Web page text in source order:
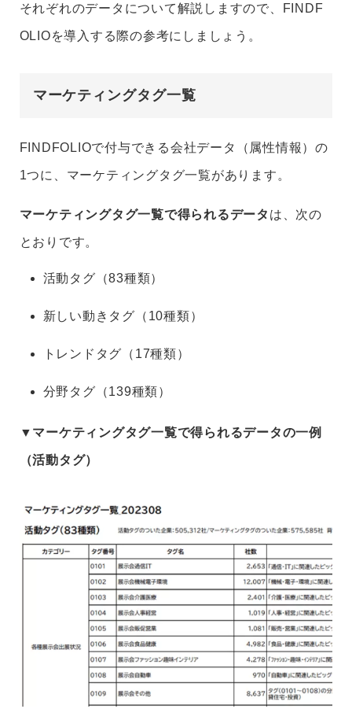
それぞれのデータについて解説しますので、FINDF
OLIOを導入する際の参考にしましょう。
マーケティングタグ一覧
FINDFOLIOで付与できる会社データ（属性情報）の
1つに、マーケティングタグ一覧があります。
マーケティングタグ一覧で得られるデータ は、次の
とおりです。
活動タグ（83種類）
新しい動きタグ（10種類）
トレンドタグ（17種類）
分野タグ（139種類）
▼マーケティングタグ一覧で得られるデータの一例
（活動タグ）